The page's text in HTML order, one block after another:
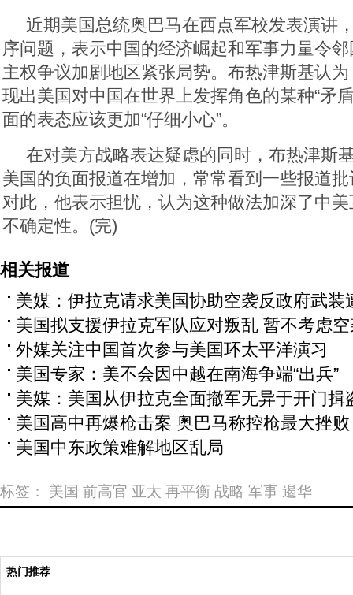
近期美国总统奥巴马在西点军校发表演讲
序问题，表示中国的经济崛起和军事力量令
主权争议加剧地区紧张局势。布热津斯基认
现出美国对中国在世界上发挥角色的某种“矛
面的表态应该更加“仔细小心”。
在对美方战略表达疑虑的同时，布热津斯
美国的负面报道在增加，常常看到一些报道
对此，他表示担忧，认为这种做法加深了中
不确定性。(完)
相关报道
美媒：伊拉克请求美国协助空袭反政府武装
美国拟支援伊拉克军队应对叛乱 暂不考虑
外媒关注中国首次参与美国环太平洋演习
美国专家：美不会因中越在南海争端“出兵”
美媒：美国从伊拉克全面撤军无异于开门揖
美国高中再爆枪击案 奥巴马称控枪最大挫败
美国中东政策难解地区乱局
标签： 美国 前高官 亚太 再平衡 战略 军事 遏华
热门推荐